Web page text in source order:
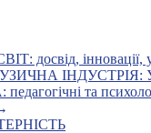
інновації,
ІНДУСТРІЯ:
та